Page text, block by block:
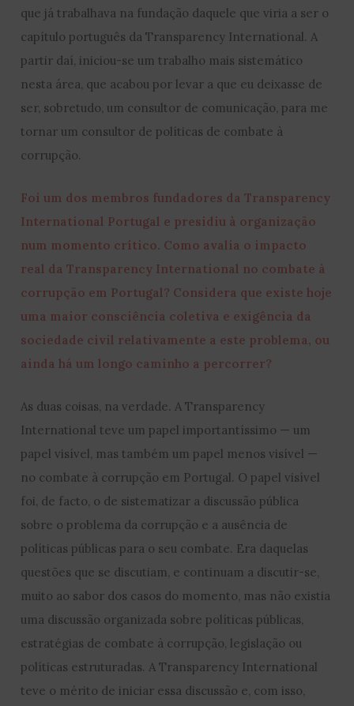
que já trabalhava na fundação daquele que viria a ser o
capítulo português da Transparency International. A
partir daí, iniciou-se um trabalho mais sistemático
nesta área, que acabou por levar a que eu deixasse de
ser, sobretudo, um consultor de comunicação, para me
tornar um consultor de políticas de combate à
corrupção.
Foi um dos membros fundadores da Transparency
International Portugal e presidiu à organização
num momento crítico. Como avalia o impacto
real da Transparency International no combate à
corrupção em Portugal? Considera que existe hoje
uma maior consciência coletiva e exigência da
sociedade civil relativamente a este problema, ou
ainda há um longo caminho a percorrer?
As duas coisas, na verdade. A Transparency
International teve um papel importantíssimo — um
papel visível, mas também um papel menos visível —
no combate à corrupção em Portugal. O papel visível
foi, de facto, o de sistematizar a discussão pública
sobre o problema da corrupção e a ausência de
políticas públicas para o seu combate. Era daquelas
questões que se discutiam, e continuam a discutir-se,
muito ao sabor dos casos do momento, mas não existia
uma discussão organizada sobre políticas públicas,
estratégias de combate à corrupção, legislação ou
políticas estruturadas. A Transparency International
teve o mérito de iniciar essa discussão e, com isso,